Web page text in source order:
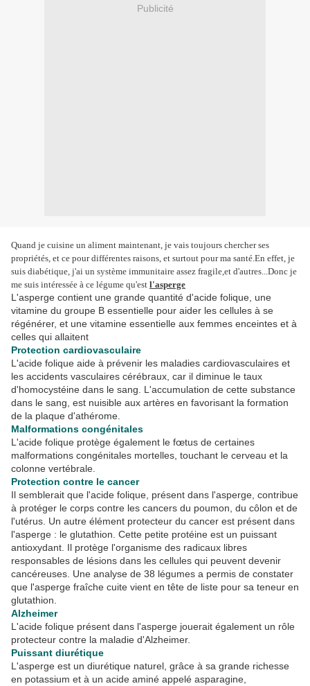
Publicité
Quand je cuisine un aliment maintenant, je vais toujours chercher ses
propriétés, et ce pour différentes raisons, et surtout pour ma santé.En effet, je
suis diabétique, j'ai un système immunitaire assez fragile,et d'autres...Donc je
me suis intéressée à ce légume qu'est l'asperge
L'asperge contient une grande quantité d'acide folique, une
vitamine du groupe B essentielle pour aider les cellules à se
régénérer, et une vitamine essentielle aux femmes enceintes et à
celles qui allaitent
Protection cardiovasculaire
L'acide folique aide à prévenir les maladies cardiovasculaires et
les accidents vasculaires cérébraux, car il diminue le taux
d'homocystéine dans le sang. L'accumulation de cette substance
dans le sang, est nuisible aux artères en favorisant la formation
de la plaque d'athérome.
Malformations congénitales
L'acide folique protège également le fœtus de certaines
malformations congénitales mortelles, touchant le cerveau et la
colonne vertébrale.
Protection contre le cancer
Il semblerait que l'acide folique, présent dans l'asperge, contribue
à protéger le corps contre les cancers du poumon, du côlon et de
l'utérus. Un autre élément protecteur du cancer est présent dans
l'asperge : le glutathion. Cette petite protéine est un puissant
antioxydant. Il protège l'organisme des radicaux libres
responsables de lésions dans les cellules qui peuvent devenir
cancéreuses. Une analyse de 38 légumes a permis de constater
que l'asperge fraîche cuite vient en tête de liste pour sa teneur en
glutathion.
Alzheimer
L'acide folique présent dans l'asperge jouerait également un rôle
protecteur contre la maladie d'Alzheimer.
Puissant diurétique
L'asperge est un diurétique naturel, grâce à sa grande richesse
en potassium et à un acide aminé appelé asparagine,